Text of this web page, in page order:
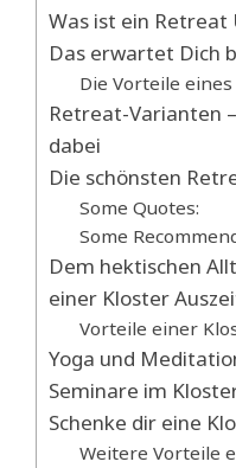
Was ist ein Retreat
Das erwartet Dich
Die Vorteile
Retreat-Varianten
dabei
Die schönsten
Some Quotes:
Some
Dem hektischen
einer Kloster
Vorteile einer
Yoga und
Seminare im
Schenke dir eine
Weitere Vorteile